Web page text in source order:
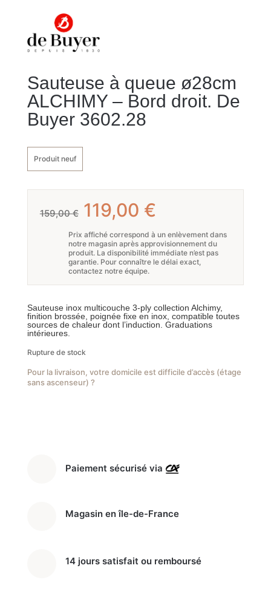
Sauteuse à queue ø28cm
ALCHIMY – Bord droit. De
Buyer 3602.28
Produit neuf
159,00€ Le
prix
initial
était :
119,00 €Le
prix
actuel
Prix affiché correspond à un enlèvement dans
notre magasin après approvisionnement du
produit. La disponibilité immédiate n’est pas
garantie. Pour connaître le délai exact,
contactez notre équipe.
Sauteuse inox multicouche 3-ply collection Alchimy,
finition brossée, poignée fixe en inox, compatible toutes
sources de chaleur dont l’induction. Graduations
intérieures.
Rupture de stock
Pour la livraison, votre domicile est difficile d’accès (étage
sans ascenseur) ?
Paiement sécurisé via
Magasin en île-de-France
14 jours satisfait ou remboursé